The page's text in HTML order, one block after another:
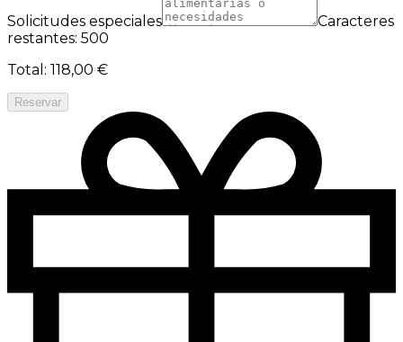
Solicitudes especiales
Caracteres
restantes: 500
Total : 118,00 €
Reservar